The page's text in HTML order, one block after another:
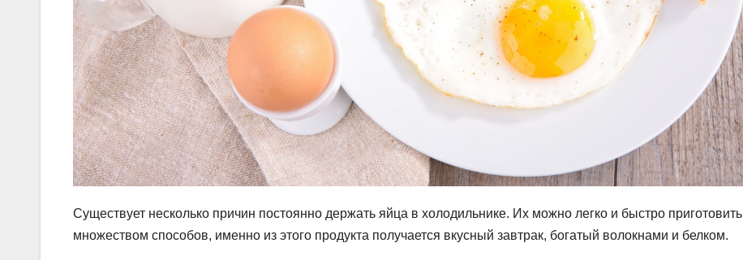
Существует несколько причин постоянно держать яйца в холодильнике. Их можно легко и быстро приготовить
множеством способов, именно из этого продукта получается вкусный завтрак, богатый волокнами и белком.